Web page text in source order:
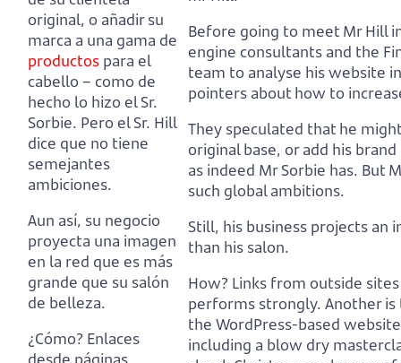
original, o añadir su
marca a una gama de
productos para el
cabello – como de
hecho lo hizo el Sr.
Sorbie. Pero el Sr. Hill
dice que no tiene
semejantes
ambiciones.
Aun así, su negocio
proyecta una imagen
en la red que es más
grande que su salón
de belleza.
¿Cómo? Enlaces
Before going to meet Mr Hill
engine consultants and the
team to analyse his website
pointers about how to
They speculated that he
original base, or add his
as indeed Mr Sorbie has. But
such global ambitions.
Still, his business projects an
than his salon.
How? Links from outside
performs strongly. Another
the WordPress-based
including a blow dry